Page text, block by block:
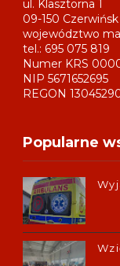
ul. Klasztorna 1
09-150 Czerwińsk
województwo
tel.: 695 075 819
Numer KRS
NIP 5671652695
REGON
Popularne